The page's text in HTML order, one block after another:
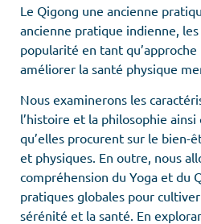
Le Qigong une ancienne
ancienne pratique indienne,
popularité en tant
améliorer la santé physique
Nous examinerons les
l’histoire et la philosophie
qu’elles procurent sur le bien-
et physiques. En outre, nous
compréhension du Yoga et du
pratiques globales pour
sérénité et la santé. En